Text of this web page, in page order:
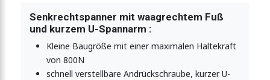
Vertikalspanner 910N
Senkrechtspanner mit waagrechtem Fuß
und kurzem U-Spannarm :
Kleine Baugröße mit einer maximalen Haltekraft
von 800N
schnell verstellbare Andrückschraube, kurzer U-